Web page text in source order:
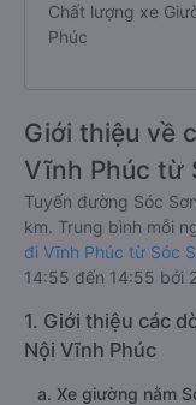
Chất lượng xe
Phúc
Giới thiệu về
Vĩnh Phúc từ
Tuyến đường Sóc
km. Trung bình mỗi
đi Vĩnh Phúc từ Sóc
14:55 đến 14:55 bởi
1. Giới thiệu các
Nội Vĩnh Phúc
a. Xe giường nằm